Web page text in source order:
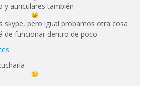
y auriculares también
skype, pero igual probamos otra cosa
de funcionar dentro de poco.